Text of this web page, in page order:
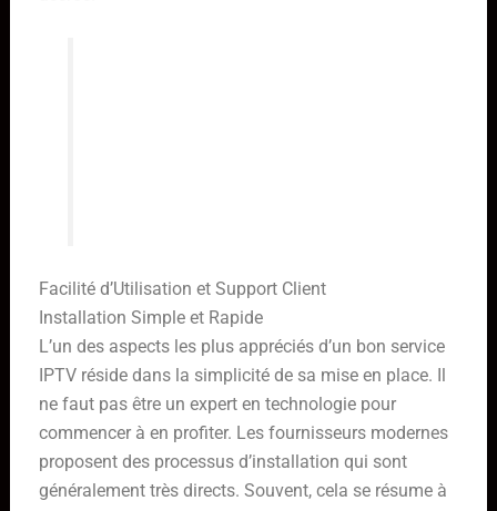
Facilité d’Utilisation et Support Client
Installation Simple et Rapide
L’un des aspects les plus appréciés d’un bon service
IPTV réside dans la simplicité de sa mise en place. Il
ne faut pas être un expert en technologie pour
commencer à en profiter. Les fournisseurs modernes
proposent des processus d’installation qui sont
généralement très directs. Souvent, cela se résume à